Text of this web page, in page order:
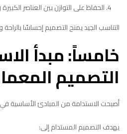
الحفاظ على التوازن بين العناصر
التناسب الجيد يمنح التصميم إحساسًا بالراحة
خامساً: مبدأ
التصميم
أصبحت الاستدامة من المبادئ الأساسية في
يهدف التصميم المستدام إلى: